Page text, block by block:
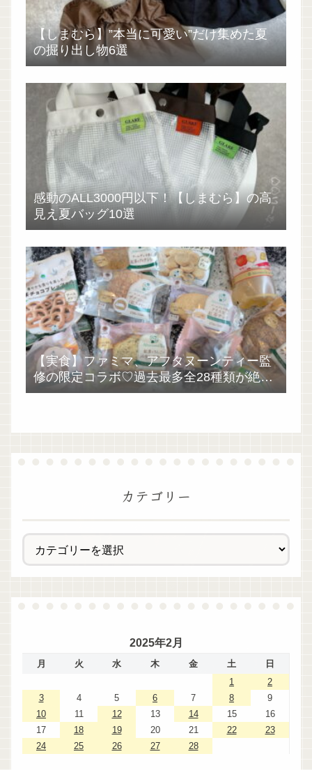
【しまむら】”本当に可愛い”だけ集めた夏
の掘り出し物6選
感動のALL3000円以下！【しまむら】の高
見え夏バッグ10選
【実食】ファミマ、アフタヌーンティー監
修の限定コラボ♡過去最多全28種類が絶品
過ぎた！
カテゴリー
2025年2月
月 火 水 木 金 土
日
1
2
3
4 5 6 7 8
9
10
11 12 13 14 15
16
17
18 19 20 21 22
23
24
25 26 27 28